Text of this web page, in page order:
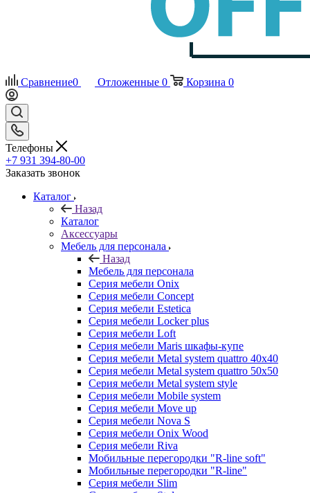
Сравнение0 Отложенные 0 Корзина 0
Телефоны
+7 931 394-80-00
Заказать звонок
Каталог
Назад
Каталог
Аксессуары
Мебель для персонала
Назад
Мебель для персонала
Серия мебели Onix
Серия мебели Concept
Серия мебели Estetica
Серия мебели Locker plus
Серия мебели Loft
Серия мебели Maris шкафы-купе
Серия мебели Metal system quattro 40x40
Серия мебели Metal system quattro 50x50
Серия мебели Metal system style
Серия мебели Mobile system
Серия мебели Move up
Серия мебели Nova S
Серия мебели Onix Wood
Серия мебели Riva
Мобильные перегородки "R-line soft"
Мобильные перегородки "R-line"
Серия мебели Slim